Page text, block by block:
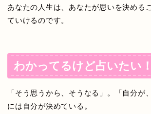
あなたの人生は、あなたが思いを決める
ていけるのです。
わかってるけど占いたい！
「そう思うから、そうなる」。「自分が
には自分が決めている。